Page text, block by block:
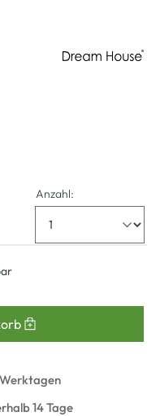
Anzahl:
Werktagen
14 Tage